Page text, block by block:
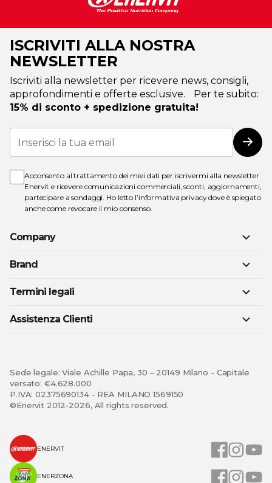
ISCRIVITI ALLA NOSTRA
NEWSLETTER
Iscriviti alla newsletter per ricevere news, consigli,
approfondimenti e offerte esclusive. Per te subito:
15% di sconto + spedizione gratuita!
Iscriviti
alla
nostra
Acconsento al trattamento dei miei dati per iscrivermi alla newsletter
Enervit e ricevere comunicazioni commerciali, sconti, aggiornamenti,
partecipare a sondaggi. Ho letto l’informativa privacydove è spiegato
anche come revocare il mio consenso.
Company
Brand
Termini legali
Assistenza Clienti
Sede legale: Viale Achille Papa, 30 – 20149 Milano - Capitale
versato: €4.628.000
P.IVA: 02375690134 - REA MILANO 1569150
©Enervit 2012-2026, All rights reserved.
ENERVIT
ENERZONA